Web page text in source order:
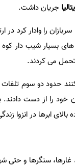
جریان داشت.
های بسیار شیب دار
حدود دو سوم
را از دست
ابرها در انزوا
غارها، سنگرها و